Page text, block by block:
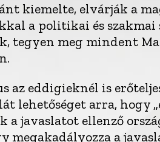
kiemelte, elvárják a
a politikai és szakmai
tegyen meg mindent
az eddigieknél is
lehetőséget arra, hogy
a javaslatot ellenző
megakadályozza a